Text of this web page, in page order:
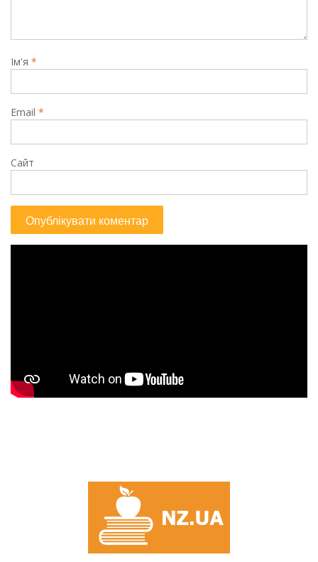
Ім'я *
Email *
Сайт